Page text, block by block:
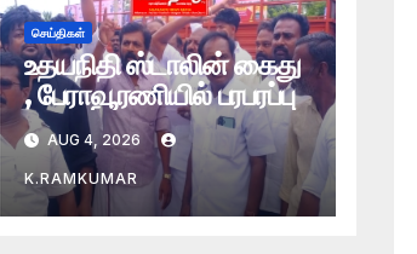
செய்திகள்
உதயநிதி ஸ்டாலின் கைது
, பேராவூரணியில் பரபரப்பு
AUG 4, 2026
K.RAMKUMAR